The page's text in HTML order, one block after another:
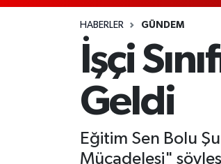
HABERLER GÜNDEM
İşçi
Geldi
Eğitim Sen Bolu
Mücadelesi"
Bolu Namaz Vakitleri
Bolu Trafik Yoğunluk Haritası
Tüm Manşetler